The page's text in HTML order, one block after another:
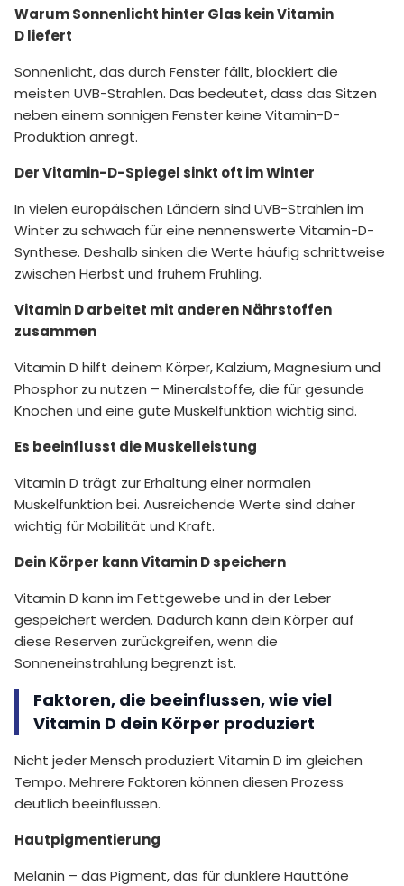
Warum Sonnenlicht hinter Glas kein Vitamin
D liefert
Sonnenlicht, das durch Fenster fällt, blockiert die
meisten UVB-Strahlen. Das bedeutet, dass das Sitzen
neben einem sonnigen Fenster keine Vitamin-D-
Produktion anregt.
Der Vitamin-D-Spiegel sinkt oft im Winter
In vielen europäischen Ländern sind UVB-Strahlen im
Winter zu schwach für eine nennenswerte Vitamin-D-
Synthese. Deshalb sinken die Werte häufig schrittweise
zwischen Herbst und frühem Frühling.
Vitamin D arbeitet mit anderen Nährstoffen
zusammen
Vitamin D hilft deinem Körper, Kalzium, Magnesium und
Phosphor zu nutzen – Mineralstoffe, die für gesunde
Knochen und eine gute Muskelfunktion wichtig sind.
Es beeinflusst die Muskel­leistung
Vitamin D trägt zur Erhaltung einer normalen
Muskelfunktion bei. Ausreichende Werte sind daher
wichtig für Mobilität und Kraft.
Dein Körper kann Vitamin D speichern
Vitamin D kann im Fettgewebe und in der Leber
gespeichert werden. Dadurch kann dein Körper auf
diese Reserven zurückgreifen, wenn die
Sonneneinstrahlung begrenzt ist.
Faktoren, die beeinflussen, wie viel
Vitamin D dein Körper produziert
Nicht jeder Mensch produziert Vitamin D im gleichen
Tempo. Mehrere Faktoren können diesen Prozess
deutlich beeinflussen.
Hautpigmentierung
Melanin – das Pigment, das für dunklere Hauttöne